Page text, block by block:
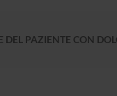
PAZIENTE CON